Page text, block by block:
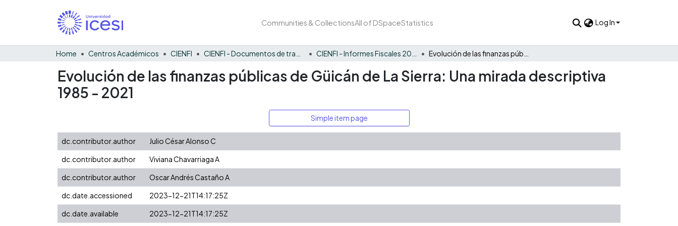
Communities & CollectionsAll of DSpaceStatistics Log In
Home Centros Académicos CIENFI
Evolución de las finanzas públicas de Güicán de La Sierra: Una mirada descriptiva
1985 - 2021
Simple item page
dc.contributor.author
Julio César Alonso C
dc.contributor.author
Viviana Chavarriaga A
dc.contributor.author
Oscar Andrés Castaño A
dc.date.accessioned
2023-12-21T14:17:25Z
dc.date.available
2023-12-21T14:17:25Z